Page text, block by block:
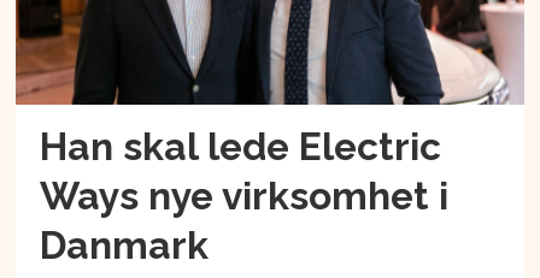
Han skal lede Electric
Ways nye virksomhet i
Danmark